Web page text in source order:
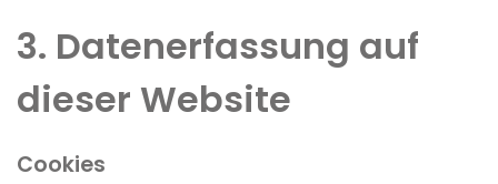
3. Datenerfassung auf
dieser Website
Cookies